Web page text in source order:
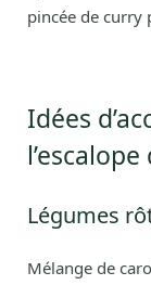
pincée de curry
Idées
Légumes
Mélange de